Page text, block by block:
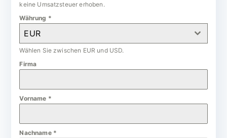
keine Umsatzsteuer erhoben.
Währung *
EUR
Wählen Sie zwischen EUR und USD.
Firma
Vorname *
Nachname *